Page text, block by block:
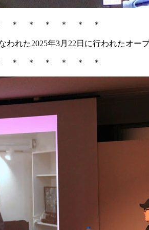
＊ ＊ ＊ ＊ ＊ ＊
われた2025年3月22日に行われたオ
＊ ＊ ＊ ＊ ＊ ＊